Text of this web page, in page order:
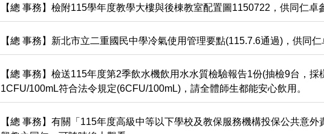
【總 事務】檢附115學年度教學大樓與後棟教室配置圖1150722，供同仁卓
【總 事務】新北市立二重國民中學冷氣使用管理要點(115.7.6通過)，供同仁
【總 事務】檢送115年度第2季飲水機飲用水水質檢驗報告1份(抽檢9台，
1CFU/100mL符合法令規定(6CFU/100mL)，請全體師生都能安心飲用。
【總 事務】有關「115年度高級中等以下學校及教保服務機構投保公共意